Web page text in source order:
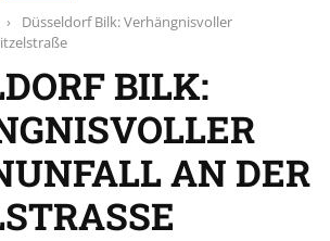
›
Düsseldorf Bilk: Verhängnisvoller
BILK:
AN DER